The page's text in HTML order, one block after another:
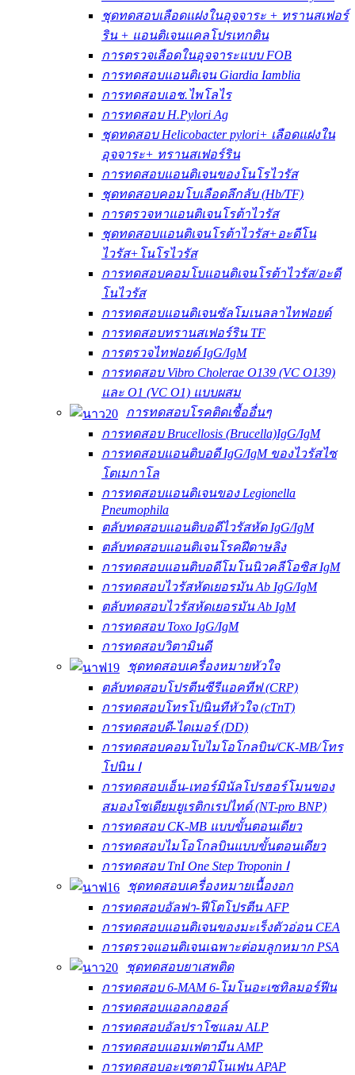
ชุดทดสอบเลือดแฝงในอุจจาระ + ทรานสเฟอร์
ริน + แอนติเจนแคลโปรเทกติน
การตรวจเลือดในอุจจาระแบบ FOB
การทดสอบแอนติเจน Giardia Iamblia
การทดสอบเอช.ไพโลไร
การทดสอบ H.Pylori Ag
ชุดทดสอบ Helicobacter pylori+ เลือดแฝงใน
อุจจาระ+ ทรานสเฟอร์ริน
การทดสอบแอนติเจนของโนโรไวรัส
ชุดทดสอบคอมโบเลือดลึกลับ (Hb/TF)
การตรวจหาแอนติเจนโรต้าไวรัส
ชุดทดสอบแอนติเจนโรต้าไวรัส+อะดีโน
ไวรัส+โนโรไวรัส
การทดสอบคอมโบแอนติเจนโรต้าไวรัส/อะดี
โนไวรัส
การทดสอบแอนติเจนซัลโมเนลลาไทฟอยด์
การทดสอบทรานสเฟอร์ริน TF
การตรวจไทฟอยด์ IgG/IgM
การทดสอบ Vibro Cholerae O139 (VC O139)
และ O1 (VC O1) แบบผสม
การทดสอบโรคติดเชื้ออื่นๆ
การทดสอบ Brucellosis (Brucella)IgG/IgM
การทดสอบแอนติบอดี IgG/IgM ของไวรัสไซ
โตเมกาโล
การทดสอบแอนติเจนของ Legionella
Pneumophila
ตลับทดสอบแอนติบอดีไวรัสหัด IgG/IgM
ตลับทดสอบแอนติเจนโรคฝีดาษลิง
การทดสอบแอนติบอดีโมโนนิวคลีโอซิส IgM
การทดสอบไวรัสหัดเยอรมัน Ab IgG/IgM
ตลับทดสอบไวรัสหัดเยอรมัน Ab IgM
การทดสอบ Toxo IgG/IgM
การทดสอบวิตามินดี
ชุดทดสอบเครื่องหมายหัวใจ
ตลับทดสอบโปรตีนซีรีแอคทีฟ (CRP)
การทดสอบโทรโปนินทีหัวใจ (cTnT)
การทดสอบดี-ไดเมอร์ (DD)
การทดสอบคอมโบไมโอโกลบิน/CK-MB/โทร
โปนิน Ⅰ
การทดสอบเอ็น-เทอร์มินัลโปรฮอร์โมนของ
สมองโซเดียมยูเรติกเรปไทด์ (NT-pro BNP)
การทดสอบ CK-MB แบบขั้นตอนเดียว
การทดสอบไมโอโกลบินแบบขั้นตอนเดียว
การทดสอบ TnI One Step Troponin Ⅰ
ชุดทดสอบเครื่องหมายเนื้องอก
การทดสอบอัลฟา-ฟีโตโปรตีน AFP
การทดสอบแอนติเจนของมะเร็งตัวอ่อน CEA
การตรวจแอนติเจนเฉพาะต่อมลูกหมาก PSA
ชุดทดสอบยาเสพติด
การทดสอบ 6-MAM 6-โมโนอะเซทิลมอร์ฟีน
การทดสอบแอลกอฮอล์
การทดสอบอัลปราโซแลม ALP
การทดสอบแอมเฟตามีน AMP
การทดสอบอะเซตามิโนเฟน APAP